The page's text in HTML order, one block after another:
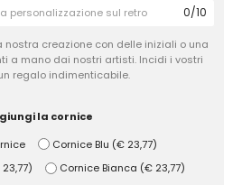
0/10
nostra creazione con delle iniziali o una
a mano dai nostri artisti. Incidi i vostri
regalo indimenticabile.
la cornice
Cornice Blu (€ 23,77)
) Cornice Bianca (€ 23,77)